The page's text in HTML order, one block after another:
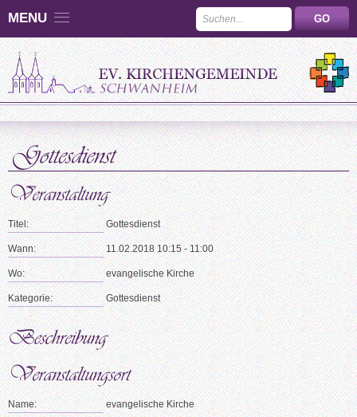
MENU
Titel: Gottesdienst
Wann: 11.02.2018 10:15 - 11:00
Wo: evangelische Kirche
Kategorie: Gottesdienst
Name: evangelische Kirche